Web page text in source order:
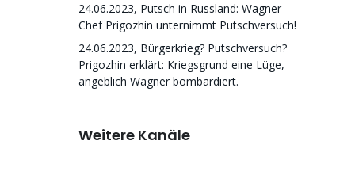
24.06.2023, Putsch in Russland: Wagner-
Chef Prigozhin unternimmt Putschversuch!
24.06.2023, Bürgerkrieg? Putschversuch?
Prigozhin erklärt: Kriegsgrund eine Lüge,
angeblich Wagner bombardiert.
Weitere Kanäle